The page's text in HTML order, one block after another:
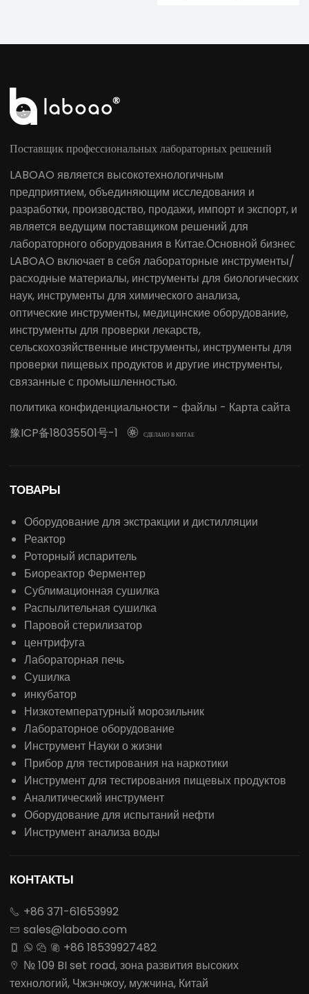
Поставщик профессиональных лабораторных решений
LABOAO является высокотехнологичным
предприятием, объединяющим исследования и
разработки, производство, продажи, импорт и экспорт, и
является ведущим поставщиком решений для
лабораторного оборудования в Китае.Основной бизнес
LABOAO включает в себя лабораторные инструменты/
расходные материалы, инструменты для биологических
наук, инструменты для химического анализа,
оптические инструменты, медицинские оборудование,
инструменты для проверки лекарств,
сельскохозяйственные инструменты, инструменты для
проверки пищевых продуктов и другие инструменты,
связанные с промышленностью.
политика конфиденциальности - файлы - Карта сайта
豫ICP备18035501号-1
 СДЕЛАНО В КИТАЕ
ТОВАРЫ
Оборудование для экстракции и дистилляции
Реактор
Роторный испаритель
Биореактор Ферментер
Сублимационная сушилка
Распылительная сушилка
Паровой стерилизатор
центрифуга
Лабораторная печь
Сушилка
инкубатор
Низкотемпературный морозильник
Лабораторное оборудование
Инструмент Науки о жизни
Прибор для тестирования на наркотики
Инструмент для тестирования пищевых продуктов
Аналитический инструмент
Оборудование для испытаний нефти
Инструмент анализа воды
КОНТАКТЫ
 +86 371-61653992
 sales@laboao.com
    +86 18539927482

№ 109 BI set road, зона развития высоких
технологий, Чжэнчжоу, мужчина, Китай